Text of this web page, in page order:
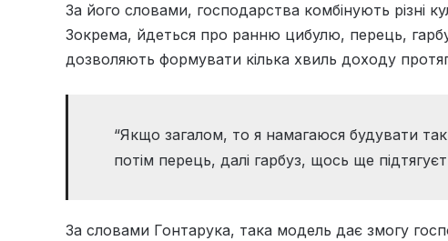
За його словами, господарства комбінують різні
Зокрема, йдеться про ранню цибулю, перець,
дозволяють формувати кілька хвиль доходу
“Якщо загалом, то я намагаюся будувати
потім перець, далі гарбуз, щось ще
За словами Гонтарука, така модель дає змогу